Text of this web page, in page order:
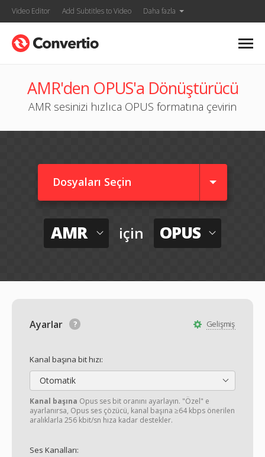
Video Editor Add Subtitles to Video Daha fazla
AMR'den OPUS'a Dönüştürücü
AMR sesinizi hızlıca OPUS formatına çevirin
Dosyaları Seçin
AMR için OPUS
Gelişmiş
Ayarlar
Kanal başına bit hızı:
Otomatik
Kanal başına Opus ses bit oranını ayarlayın. "Özel" e
ayarlanırsa, Opus ses çözücü, kanal başına ≥64 kbps önerilen
aralıklarla 256 kbit/sn hıza kadar destekler.
Ses Kanalları: